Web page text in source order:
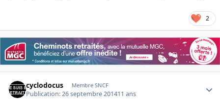
2
cyclodocus Membre SNCF
Publication:26 septembre 201411 ans